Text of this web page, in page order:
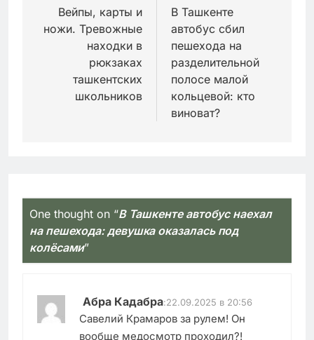
записям
Вейпы, карты и
ножи. Тревожные
находки в
рюкзаках
ташкентских
школьников
В Ташкенте
автобус сбил
пешехода на
разделительной
полосе малой
кольцевой: кто
виноват?
One thought on “В Ташкенте автобус наехал
на пешехода: девушка оказалась под
колёсами”
Абра Кадабра:22.09.2025 в 20:56
Савелий Крамаров за рулем! Он
вообще медосмотр проходил?!